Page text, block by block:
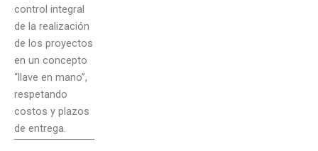
control integral
de la realización
de los proyectos
en un concepto
“llave en mano”,
respetando
costos y plazos
de entrega.